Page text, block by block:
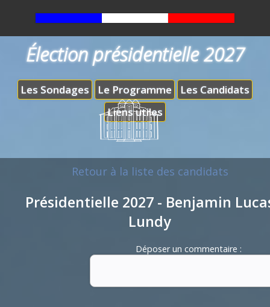
Les Sondages Le Programme
Les Candidats
Liens utiles
Élection présidentielle 2027
Retour à la liste des candidats
Présidentielle 2027 - Benjamin
Lundy
Déposer un commentaire :